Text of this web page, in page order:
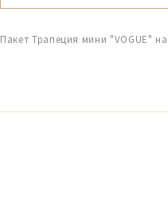
Пакет Трапеция мини "VOGUE"